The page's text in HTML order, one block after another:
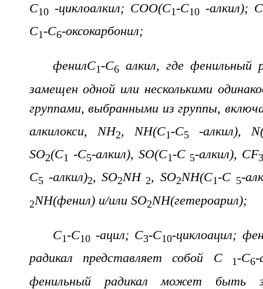
C10 -циклоалкил; COO(C1-C10-алкил); C
C1-C6-оксокарбонил;
фенилC1-C6 алкил, где
замещен одной или несколькими
группами, выбранными из группы,
алкилокси, NH2, NH(C1-C5
-алкил),
SO2(C1 -C5-алкил), SO(C1-C 5-алкил), CF3
C5 -алкил)2, SO2NH 2, SO2NH(C1-C 5-
2NH(фенил) и/или SO2NH(гетероарил);
C1-C10-ацил; C3-C10-циклоацил;
радикал представляет собой C 1-C6-
фенильный радикал может быть